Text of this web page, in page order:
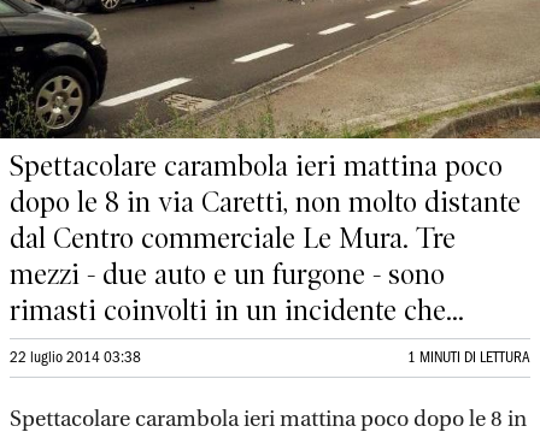
Spettacolare carambola ieri mattina poco
dopo le 8 in via Caretti, non molto distante
dal Centro commerciale Le Mura. Tre
mezzi - due auto e un furgone - sono
rimasti coinvolti in un incidente che...
22 luglio 2014 03:38 1 MINUTI DI LETTURA
Spettacolare carambola ieri mattina poco dopo le 8 in